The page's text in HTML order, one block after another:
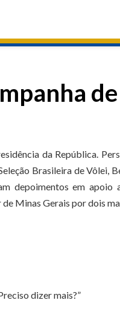
de
da República.
Brasileira de Vôlei,
depoimentos em apoio
Minas Gerais por dois
dizer mais?”